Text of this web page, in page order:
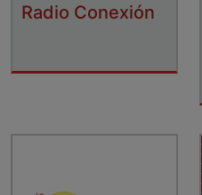
Radio Conexión